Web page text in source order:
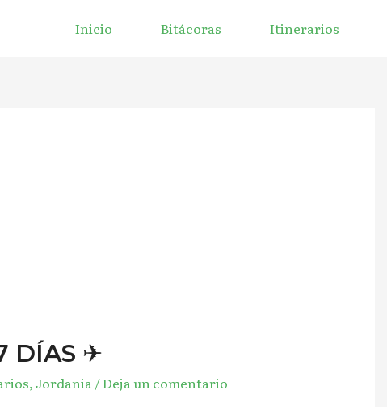
Inicio Bitácoras Itinerarios
DÍAS ✈︎
,Jordania/Deja un comentario